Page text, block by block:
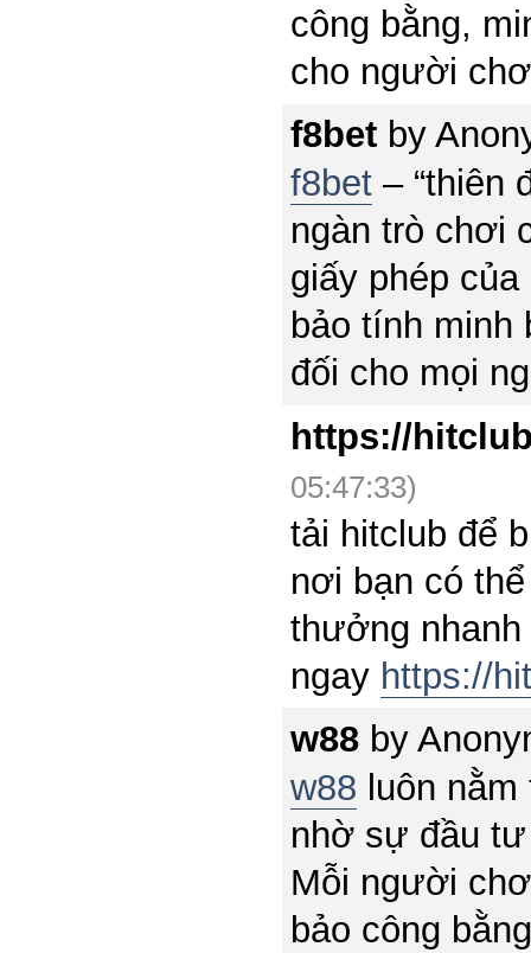
công bằng,
cho người
f8betby
f8bet– “thiên
ngàn trò chơi
giấy phép
bảo tính minh
đối cho mọi
https://
05:47:33)
tải hitclub để
nơi bạn có
thưởng nhanh
ngay https://
w88by
w88 luôn
nhờ sự đầu
Mỗi người
bảo công